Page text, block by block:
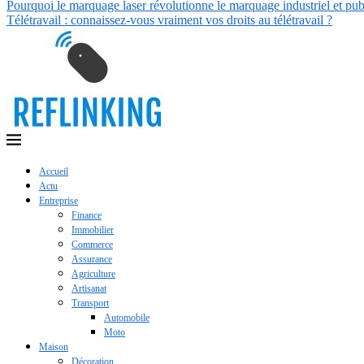
Pourquoi le marquage laser révolutionne le marquage industriel et
Télétravail : connaissez-vous vraiment vos droits au télétravail ?
Accueil
Actu
Entreprise
Finance
Immobilier
Commerce
Assurance
Agriculture
Artisanat
Transport
Automobile
Moto
Maison
Décoration